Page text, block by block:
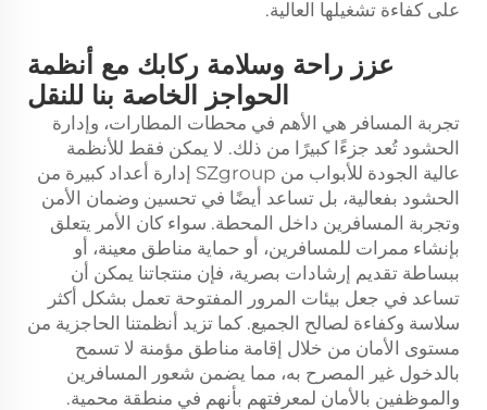
على كفاءة تشغيلها العالية.
عزز راحة وسلامة ركابك مع أنظمة
الحواجز الخاصة بنا للنقل
تجربة المسافر هي الأهم في محطات المطارات، وإدارة
الحشود تُعد جزءًا كبيرًا من ذلك. لا يمكن فقط للأنظمة
عالية الجودة للأبواب من SZgroup إدارة أعداد كبيرة من
الحشود بفعالية، بل تساعد أيضًا في تحسين وضمان الأمن
وتجربة المسافرين داخل المحطة. سواء كان الأمر يتعلق
بإنشاء ممرات للمسافرين، أو حماية مناطق معينة، أو
ببساطة تقديم إرشادات بصرية، فإن منتجاتنا يمكن أن
تساعد في جعل بيئات المرور المفتوحة تعمل بشكل أكثر
سلاسة وكفاءة لصالح الجميع. كما تزيد أنظمتنا الحاجزية من
مستوى الأمان من خلال إقامة مناطق مؤمنة لا تسمح
بالدخول غير المصرح به، مما يضمن شعور المسافرين
والموظفين بالأمان لمعرفتهم بأنهم في منطقة محمية.